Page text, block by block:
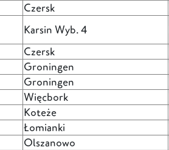
Czersk
Karsin Wyb. 4
Czersk
Groningen
Groningen
Więcbork
Koteże
Łomianki
Olszanowo